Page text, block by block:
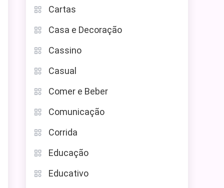
Cartas
Casa e Decoração
Cassino
Casual
Comer e Beber
Comunicação
Corrida
Educação
Educativo